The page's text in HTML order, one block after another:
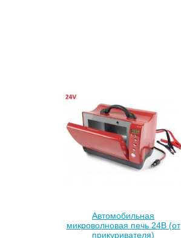
Автомобильная
микроволновая печь 24В (от
прикуривателя)